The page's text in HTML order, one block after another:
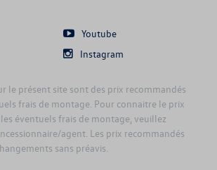
Youtube
Instagram
le présent site sont des prix recommandés
frais de montage. Pour connaitre le prix
éventuels frais de montage, veuillez
agent. Les prix recommandés
sans préavis.